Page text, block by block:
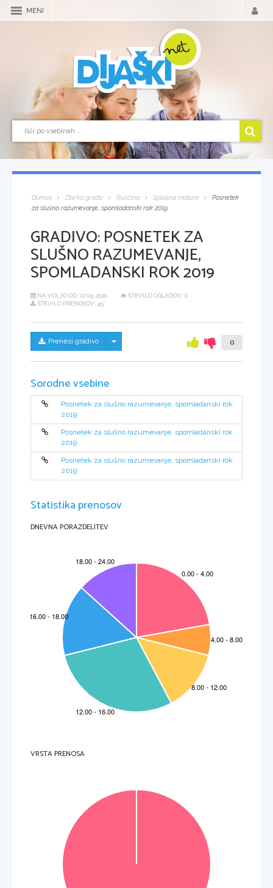
MENI
Domov Zbirka gradiv Ruščina Splošna matura
Posnetek
za slušno razumevanje, spomladanski rok 2019
GRADIVO:POSNETEK ZA
SLUŠNO RAZUMEVANJE,
SPOMLADANSKI ROK 2019
NA VOLJO OD: 07.05.2020
ŠTEVILO OGLEDOV: 0
ŠTEVILO PRENOSOV: 45
Prenesi gradivo Skrij/prikaži meni 0
Sorodne vsebine
Posnetek za slušno razumevanje, spomladanski rok
2019
Posnetek za slušno razumevanje, spomladanski rok
2019
Posnetek za slušno razumevanje, spomladanski rok
2019
Statistika prenosov
DNEVNA PORAZDELITEV
VRSTA PRENOSA